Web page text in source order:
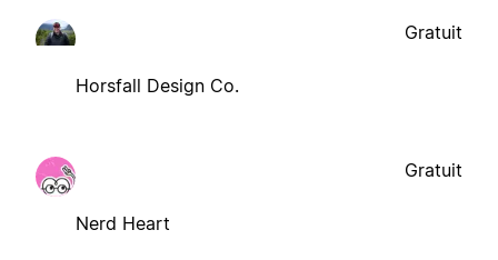
Horsfall Design Co.
Gratuit
Nerd Heart
Gratuit